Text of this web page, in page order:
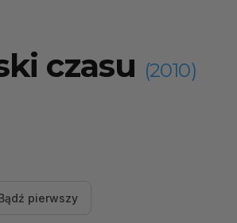
czasu (2010)
pierwszy